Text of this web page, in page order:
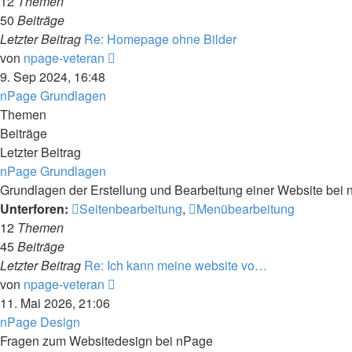
50 Beiträge
Letzter Beitrag Re: Homepage ohne Bilder
von npage-veteran
9. Sep 2024, 16:48
nPage Grundlagen
Themen
Beiträge
Letzter Beitrag
nPage Grundlagen
Grundlagen der Erstellung und Bearbeitung einer Website bei
Unterforen:
Seitenbearbeitung,
Menübearbeitung
12 Themen
45Beiträge
Letzter Beitrag Re: Ich kann meine website vo…
von npage-veteran
11. Mai 2026, 21:06
nPage Design
Fragen zum Websitedesign bei nPage